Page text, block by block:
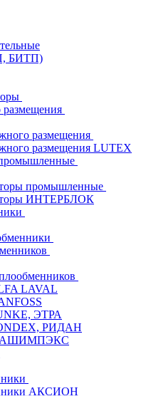
БИТП)
размещения
размещения LUTEX
промышленные
ИНТЕРБЛОК
LAVAL
ЭТРА
РИДАН
АКСИОН